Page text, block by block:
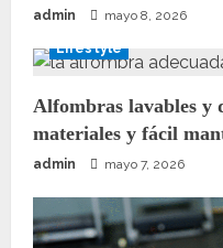
admin mayo 8, 2026
Lifestyle
Alfombras lavables y
materiales y fácil
admin mayo 7, 2026